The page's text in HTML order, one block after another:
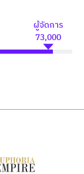
ผู้จัดการ
73,000